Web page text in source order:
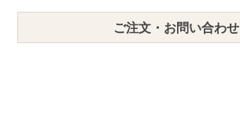
ご注文・お問い合わせ